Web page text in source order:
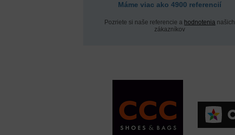
Máme viac ako 4900 referencií
Pozriete si naše referencie a hodnotenia našich
zákazníkov